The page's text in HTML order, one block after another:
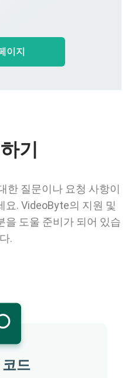
이지
기
한 질문이나 요청 사항이
요. VideoByte의 지원 및
을 도울 준비가 되어 있습
.
드